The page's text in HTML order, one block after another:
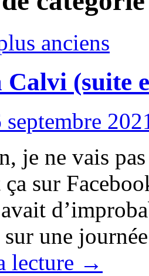
anciens
Calvi (suite
septembre
je ne vais
sur
sur une
lecture →